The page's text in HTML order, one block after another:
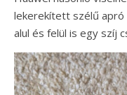
lekerekített szélű apró
alul és felül is egy szíj